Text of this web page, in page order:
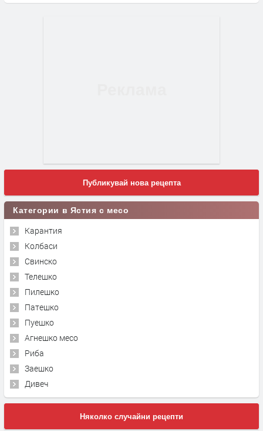
Публикувай нова рецепта
Категории в Ястия с месо
Карантия
Колбаси
Свинско
Телешко
Пилешко
Патешко
Пуешко
Агнешко месо
Риба
Заешко
Дивеч
Няколко случайни рецепти